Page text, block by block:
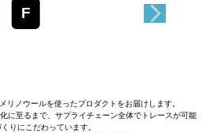
F
リノウールを使ったプロダクトをお届けします。
に至るまで、サプライチェーン全体でトレースが可能
りにこだわっています。